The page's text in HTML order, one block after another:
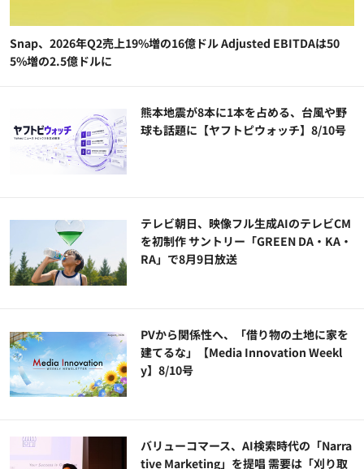
Snap、2026年Q2売上19%増の16億ドル Adjusted EBITDAは50
5%増の2.5億ドルに
熊本地震が8本に1本を占める、台風や野
球も話題に【ヤフトピウォッチ】8/10号
テレビ朝日、映像フル生成AIのテレビCM
を初制作 サントリー「GREEN DA・KA・
RA」で8月9日放送
PVから関係性へ、「借り物の土地に家を
建てるな」【Media Innovation Weekl
y】8/10号
バリューコマース、AI検索時代の「Narra
tive Marketing」を提唱 需要は「刈り取